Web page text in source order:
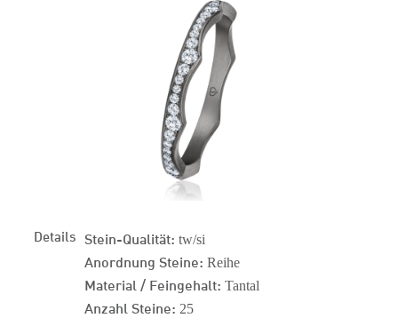
Details Stein-Qualität: tw/si
Anordnung Steine: Reihe
Material / Feingehalt: Tantal
Anzahl Steine: 25